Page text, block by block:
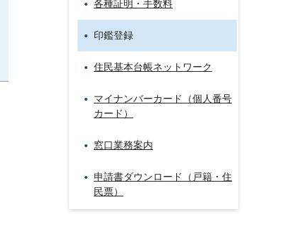
各種証明・手数料
印鑑登録
住民基本台帳ネットワーク
マイナンバーカード（個人番号
カード）
窓口業務案内
申請書ダウンロード（戸籍・住
民票）